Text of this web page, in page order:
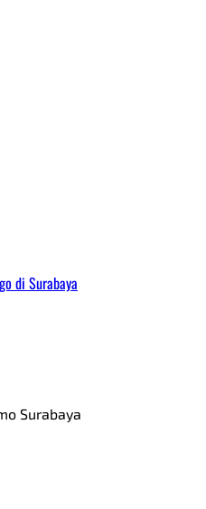
di Surabaya
Surabaya